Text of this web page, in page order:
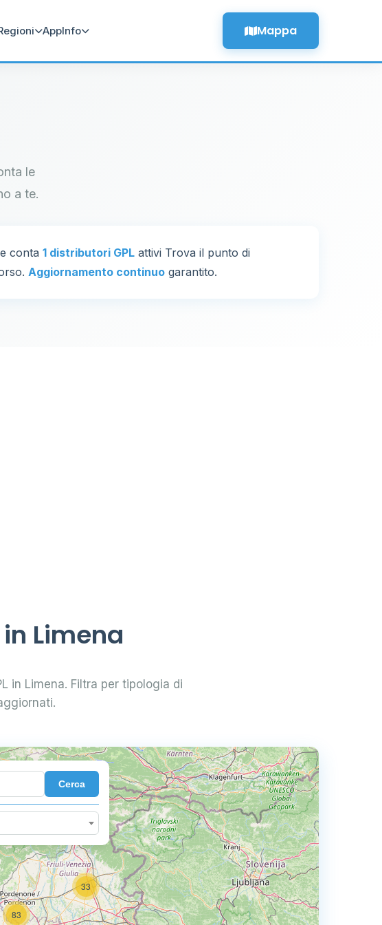
AppInfo Mappa
le
a te.
conta 1 distributori GPL attivi Trova il punto di
Aggiornamento continuo garantito.
Limena
in Limena. Filtra per tipologia di
Cerca
33
83